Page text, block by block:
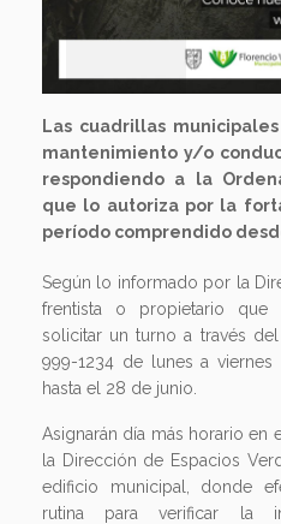
Las cuadrillas
mantenimiento y/o
respondiendo a la
que lo autoriza por la
período comprendido
Según lo informado por la
frentista o propietario que
solicitar un turno a través
999-1234 de lunes a
hasta el 28 de junio.
Asignarán día más horario en
la Dirección de Espacios
edificio municipal, donde
rutina para verificar la